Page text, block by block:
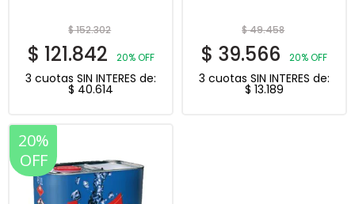
$152.302
$ 121.842 20% OFF
3 cuotas SIN INTERES de:
$ 40.614
$49.458
$ 39.566 20% OFF
3 cuotas SIN INTERES de:
$ 13.189
20%
OFF